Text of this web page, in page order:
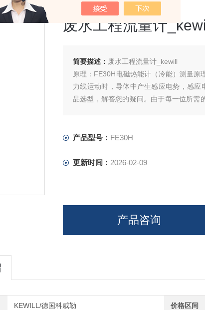
废水工程流量计
简要描述： 废水工程流量计_kewill
原理：FE30H电磁热能计（冷能）测量
力线运动时，导体中产生感应电势，感
品选型，解答您的疑问。由于每一位所需
产品型号： FE30H
更新时间： 2026-02-09
产品咨询
KEWILL/德国科威勒 价格区间